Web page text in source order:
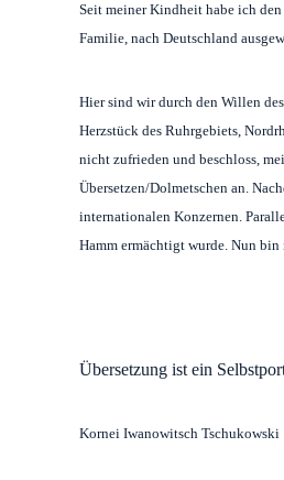
Seit meiner Kindheit habe ich
Familie, nach Deutschland
Hier sind wir durch den Willen
Herzstück des Ruhrgebiets,
nicht zufrieden und beschloss,
Übersetzen/Dolmetschen an.
internationalen Konzernen.
Hamm ermächtigt wurde. Nun
Übersetzung ist ein
Kornei Iwanowitsch Tschukowski